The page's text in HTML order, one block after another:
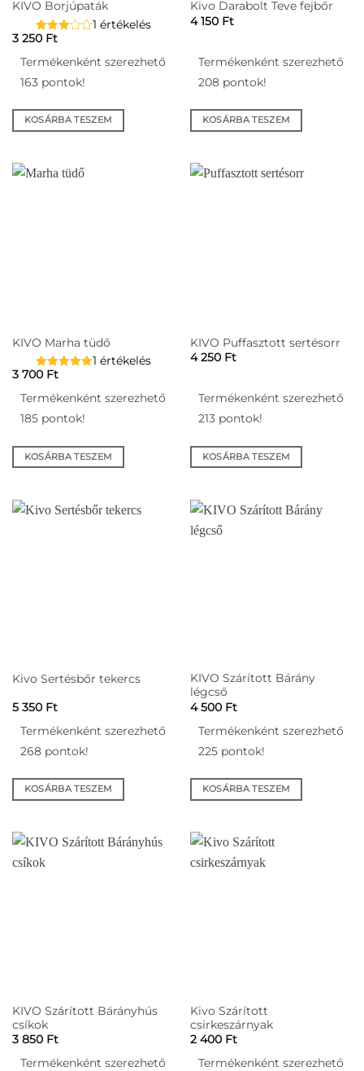
KIVO Borjúpaták
1 értékelés
3 250 Ft
Termékenként szerezhető
163 pontok!
KOSÁRBA TESZEM
Kivo Darabolt Teve fejbőr
4 150 Ft
Termékenként szerezhető
208 pontok!
KOSÁRBA TESZEM
KIVO Marha tüdő
1 értékelés
3 700 Ft
Termékenként szerezhető
185 pontok!
KOSÁRBA TESZEM
KIVO Puffasztott sertésorr
4 250 Ft
Termékenként szerezhető
213 pontok!
KOSÁRBA TESZEM
Kivo Sertésbőr tekercs
5 350 Ft
Termékenként szerezhető
268 pontok!
KOSÁRBA TESZEM
KIVO Szárított Bárány
légcső
4 500 Ft
Termékenként szerezhető
225 pontok!
KOSÁRBA TESZEM
KIVO Szárított Bárányhús
csíkok
3 850 Ft
Termékenként szerezhető
Kivo Szárított
csirkeszárnyak
2 400 Ft
Termékenként szerezhető